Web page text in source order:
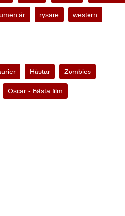
rysare western
Hästar Zombies
Oscar - Bästa film